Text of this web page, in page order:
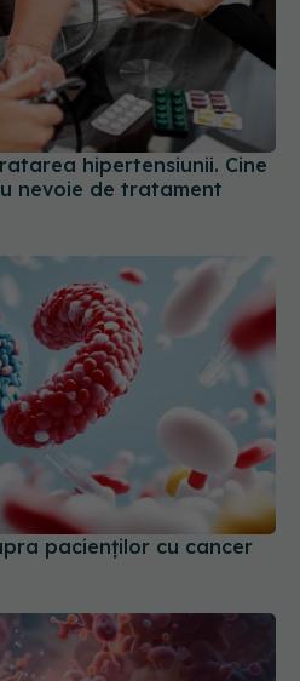
hipertensiunii. Cine
nevoie de tratament
pacienților cu cancer